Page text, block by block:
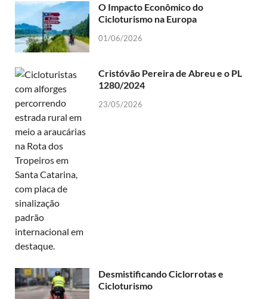
O Impacto Econômico do
Cicloturismo na Europa
01/06/2026
Cristóvão Pereira de Abreu e o PL
1280/2024
23/05/2026
Desmistificando Ciclorrotas e
Cicloturismo